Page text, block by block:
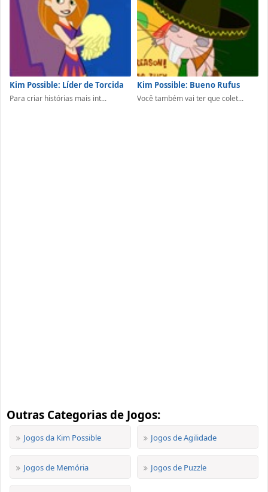
Kim Possible: Líder de Torcida
Para criar histórias mais int...
Kim Possible: Bueno Rufus
Você também vai ter que colet...
Outras Categorias de Jogos:
Jogos da Kim Possible Jogos de Agilidade
Jogos de Memória Jogos de Puzzle